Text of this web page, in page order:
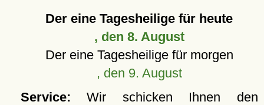
Der eine Tagesheilige für heute
, den 8. August
Der eine Tagesheilige für morgen
, den 9. August
Service: Wir schicken Ihnen den